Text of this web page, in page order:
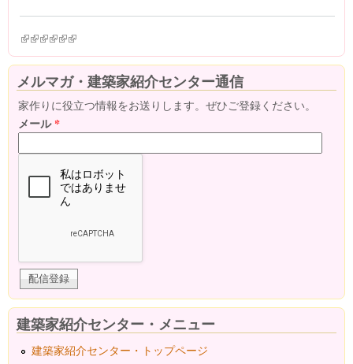
(link is external)
(link is external)
(link is external)
(link is external)
(link is external)
(link is external)
メルマガ・建築家紹介センター通信
家作りに役立つ情報をお送りします。ぜひご登録ください。
メール*
建築家紹介センター・メニュー
建築家紹介センター・トップページ